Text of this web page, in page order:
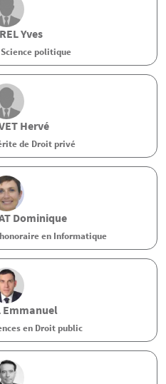
Yves
politique
Hervé
de Droit privé
Dominique
en Informatique
Emmanuel
en Droit public